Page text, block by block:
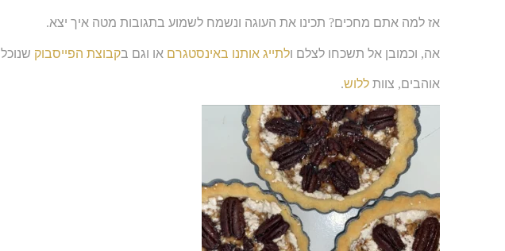
אז למה אתם מחכים? תכינו את העוגה ונשמח לשמוע בתגובות מטה איך יצא.
אה, וכמובן אל תשכחו לצלם ולתייג אותנו באינסטגרם או וגם בקבוצת הפייסבוק
אוהבים, צוות ללוש.